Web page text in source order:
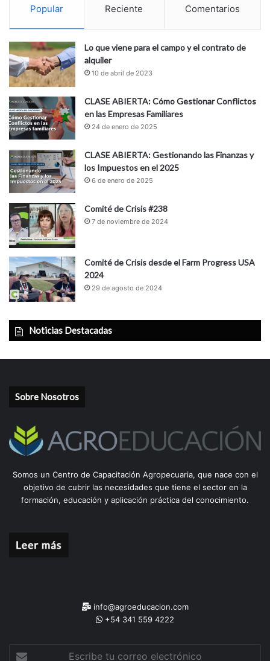
Popular Reciente Comentarios
Lo que viene para el campo y el contrato de
alquiler
10 de abril de 2023
CLASE ABIERTA: Cómo Gestionar Conflictos
en las Empresas Familiares
24 de enero de 2025
CLASE ABIERTA: Gestionando las Finanzas y
los Impuestos en el 2025
6 de enero de 2025
Comité de Crisis #238
7 de noviembre de 2024
Comité de Crisis desde el Farm Progress USA
2024
29 de agosto de 2024
Noticias Destacadas
Sobre Nosotros
Somos un Centro de Capacitación Agropecuaria, que nace con el
objetivo de cubrir las necesidades que tiene el sector en la
formación, educación y aplicación práctica del conocimiento.
info@agroeducacion.com
+54 341 559 4222